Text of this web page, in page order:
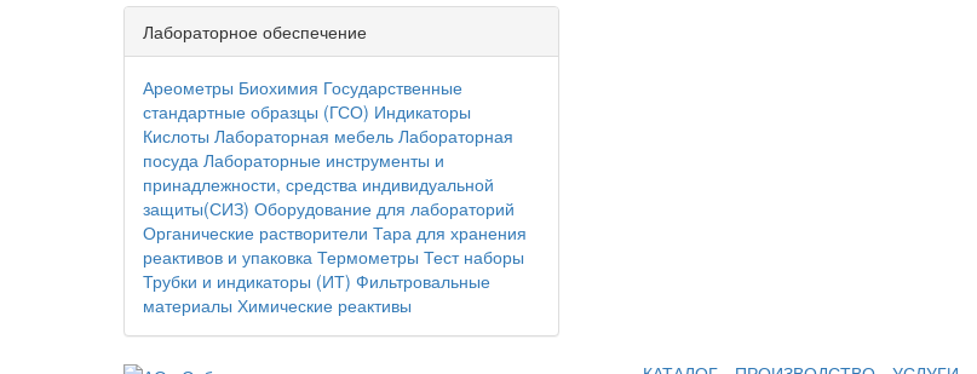
Лабораторное обеспечение
Ареометры Биохимия Государственные
стандартные образцы (ГСО) Индикаторы
Кислоты Лабораторная мебель Лабораторная
посуда Лабораторные инструменты и
принадлежности, средства индивидуальной
защиты(СИЗ) Оборудование для лабораторий
Органические растворители Тара для хранения
реактивов и упаковка Термометры Тест наборы
Трубки и индикаторы (ИТ) Фильтровальные
материалы Химические реактивы